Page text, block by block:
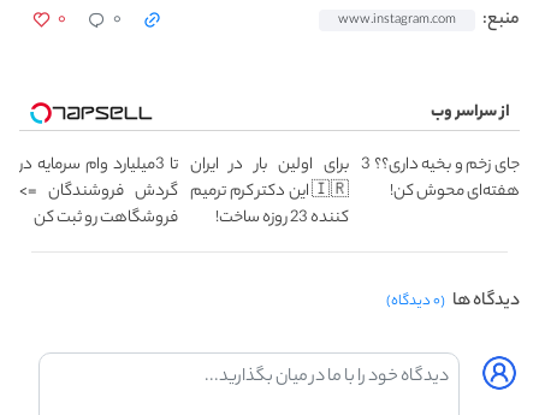
منبع: www.instagram.com ۰ ۰
از سراسر وب
جای زخم و بخیه داری؟؟ 3
هفته‌ای محوش کن!
برای اولین بار در ایران
🇮🇷 این دکتر کرم ترمیم
کننده 23 روزه ساخت!
تا 3میلیارد وام سرمایه در
گردش فروشندگان =>
فروشگاهت رو ثبت کن
دیدگاه ها (۰ دیدگاه)